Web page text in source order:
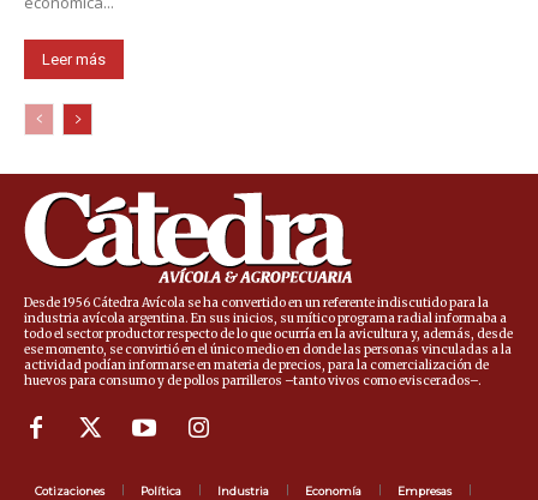
Leer más
Desde 1956 Cátedra Avícola se ha convertido en un referente indiscutido para la
industria avícola argentina. En sus inicios, su mítico programa radial informaba a
todo el sector productor respecto de lo que ocurría en la avicultura y, además, desde
ese momento, se convirtió en el único medio en donde las personas vinculadas a la
actividad podían informarse en materia de precios, para la comercialización de
huevos para consumo y de pollos parrilleros –tanto vivos como eviscerados–.
Cotizaciones Política Industria Economía Empresas